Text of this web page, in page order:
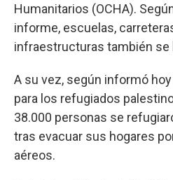
Humanitarios (OCHA).
informe, escuelas,
infraestructuras también se
A su vez, según informó hoy
para los refugiados
38.000 personas se
tras evacuar sus hogares
aéreos.